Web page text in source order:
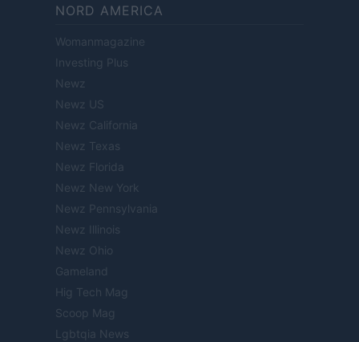
NORD AMERICA
Womanmagazine
Investing Plus
Newz
Newz US
Newz California
Newz Texas
Newz Florida
Newz New York
Newz Pennsylvania
Newz Illinois
Newz Ohio
Gameland
Hig Tech Mag
Scoop Mag
Lgbtqia News